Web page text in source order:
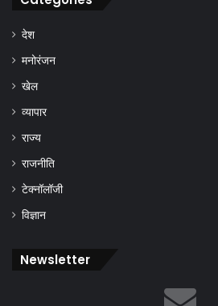
देश
मनोरंजन
खेल
व्यापार
राज्य
राजनीति
टेक्नॉलॉजी
विज्ञान
Newsletter